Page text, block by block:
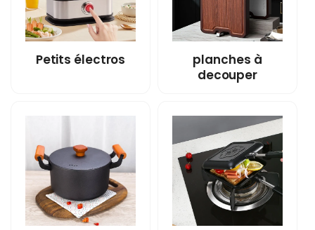
Petits électros
planches à
decouper